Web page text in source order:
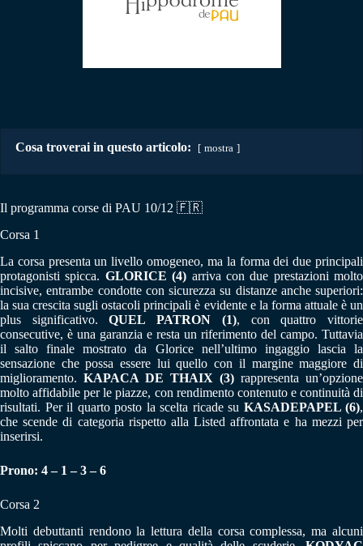
Cosa troverai in questo articolo: mostra
Il programma corse di PAU 10/12 🇫🇷
Corsa 1
La corsa presenta un livello omogeneo, ma la forma dei due principali
protagonisti spicca. GLORICE (4) arriva con due prestazioni molto
incisive, entrambe condotte con sicurezza su distanze anche superiori:
la sua crescita sugli ostacoli principali è evidente e la forma attuale è un
plus significativo.QUEL PATRON (1), con quattro vittorie
consecutive, è una garanzia e resta un riferimento del campo. Tuttavia
il salto finale mostrato da Glorice nell’ultimo ingaggio lascia la
sensazione che possa essere lui quello con il margine maggiore di
miglioramento. KAPACA DE THAIX (3) rappresenta un’opzione
molto affidabile per le piazze, con rendimento contenuto e continuità di
risultati. Per il quarto posto la scelta ricade su KASADEPAPEL (6),
che scende di categoria rispetto alla Listed affrontata e ha mezzi per
inserirsi.
Prono: 4 – 1 – 3 – 6
Corsa 2
Molti debuttanti rendono la lettura della corsa complessa, ma alcuni